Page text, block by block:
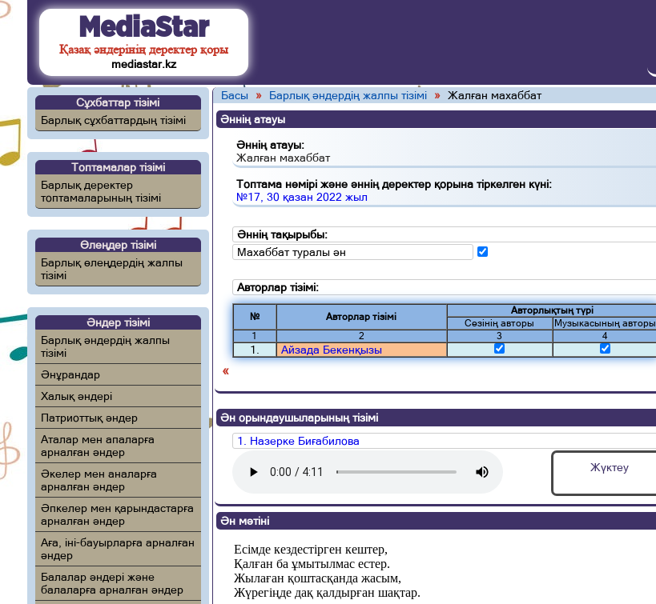
MediaStar
Қазақ әндерінің деректер қоры
mediastar.kz
Сұхбаттар тізімі
Барлық сұхбаттардың тізімі
Топтамалар тізімі
Барлық деректер
топтамаларының тізімі
Өлеңдер тізімі
Барлық өлеңдердің жалпы
тізімі
Әндер тізімі
Барлық әндердің жалпы
тізімі
Әнұрандар
Халық әндері
Патриоттық әндер
Аталар мен апаларға
арналған әндер
Әкелер мен аналарға
арналған әндер
Әпкелер мен қарындастарға
арналған әндер
Аға, іні-бауырларға арналған
әндер
Балалар әндері және
балаларға арналған әндер
Басы » Барлық әндердің жалпы тізімі » Жалған махаббат
Әннің атауы
Әннің атауы:
Жалған махаббат
Топтама нөмірі және әннің деректер қорына тіркелген күні:
№17, 30 қазан 2022 жыл
Әннің тақырыбы:
Махаббат туралы ән
Авторлар тізімі:
№ Авторлар тізімі
Авторлықтың түрі
Сөзінің авторы
Музыкасының авторы
1
2 3 4
1. Айзада Бекенқызы
«
Ән орындаушыларының тізімі
1. Назерке Биғабилова
Жүктеу
Ән мәтіні
Есімде кездестірген кештер,
Қалған ба ұмытылмас естер.
Жылаған қоштасқанда жасым,
Жүрегіңде дақ қалдырған шақтар.